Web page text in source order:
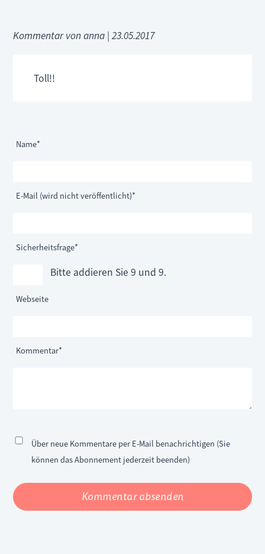
Kommentar von anna |23.05.2017
Toll!!
Pflichtfeld
Name*
Pflichtfeld
E-Mail (wird nicht veröffentlicht)*
Webseite
Pflichtfeld
Sicherheitsfrage*
Bitte addieren Sie 9 und 9.
Pflichtfeld
Kommentar*
Über neue Kommentare per E-Mail benachrichtigen (Sie
können das Abonnement jederzeit beenden)
Kommentar absenden